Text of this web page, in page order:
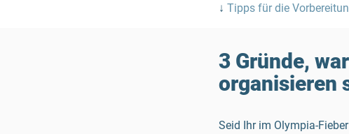
↓ Tipps für die
3 Gründe,
organisieren
Seid Ihr im Olympia-